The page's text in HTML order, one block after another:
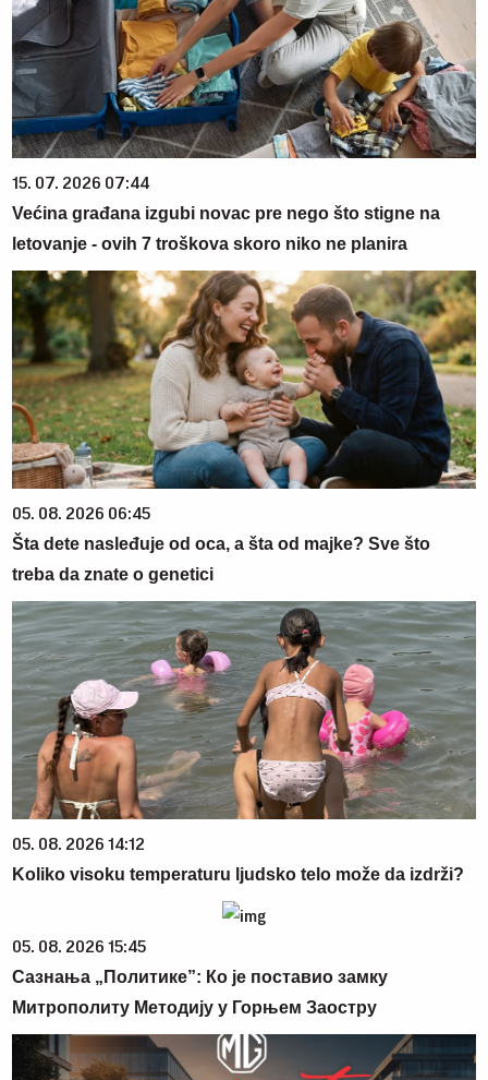
15. 07. 2026 07:44
Većina građana izgubi novac pre nego što stigne na
letovanje - ovih 7 troškova skoro niko ne planira
05. 08. 2026 06:45
Šta dete nasleđuje od oca, a šta od majke? Sve što
treba da znate o genetici
05. 08. 2026 14:12
Koliko visoku temperaturu ljudsko telo može da izdrži?
05. 08. 2026 15:45
Сазнања „Политике”: Ко је поставио замку
Митрополиту Методију у Горњем Заостру